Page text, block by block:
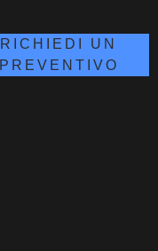
RICHIEDI UN
PREVENTIVO